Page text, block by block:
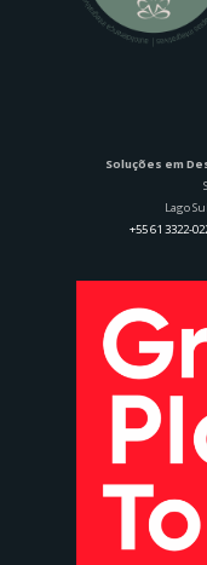
Soluções em
Lago
+55 61 3322-